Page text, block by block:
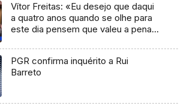
Vítor Freitas: «Eu desejo que daqui
a quatro anos quando se olhe para
este dia pensem que valeu a pena»
PGR confirma inquérito a Rui
Barreto